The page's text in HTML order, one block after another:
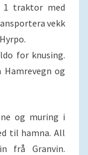
1 traktor med
vekk
for knusing.
og
og muring i
til hamna. All
frå Granvin.